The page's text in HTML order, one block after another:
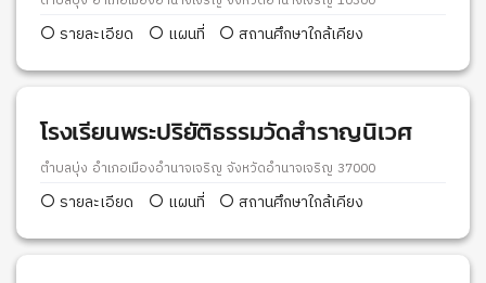
รายละเอียด แผนที่ สถานศึกษาใกล้เคียง
โรงเรียนพระปริยัติธรรมวัดสำราญนิเวศ
ตำบลบุ่ง อำเภอเมืองอำนาจเจริญ จังหวัดอำนาจเจริญ 37000
รายละเอียด แผนที่ สถานศึกษาใกล้เคียง